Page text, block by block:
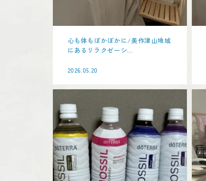
心も体もぽかぽかに/美作津山地域
にあるリラクゼーシ...
2026.05.20